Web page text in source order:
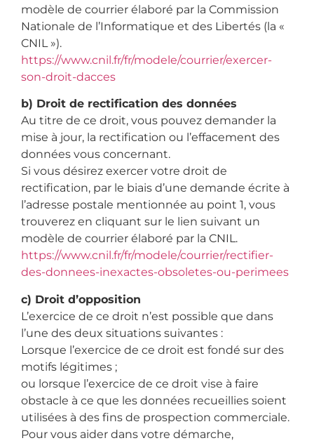
modèle de courrier élaboré par la Commission
Nationale de l’Informatique et des Libertés (la «
CNIL »).
https://www.cnil.fr/fr/modele/courrier/exercer-
son-droit-dacces
b) Droit de rectification des données
Au titre de ce droit, vous pouvez demander la
mise à jour, la rectification ou l’effacement des
données vous concernant.
Si vous désirez exercer votre droit de
rectification, par le biais d’une demande écrite à
l’adresse postale mentionnée au point 1, vous
trouverez en cliquant sur le lien suivant un
modèle de courrier élaboré par la CNIL.
https://www.cnil.fr/fr/modele/courrier/rectifier-
des-donnees-inexactes-obsoletes-ou-perimees
c) Droit d’opposition
L’exercice de ce droit n’est possible que dans
l’une des deux situations suivantes :
Lorsque l’exercice de ce droit est fondé sur des
motifs légitimes ;
ou lorsque l’exercice de ce droit vise à faire
obstacle à ce que les données recueillies soient
utilisées à des fins de prospection commerciale.
Pour vous aider dans votre démarche,